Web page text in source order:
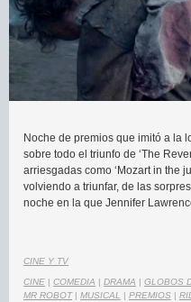
Noche de premios que imitó a la
sobre todo el triunfo de ‘The
arriesgadas como ‘Mozart in the
volviendo a triunfar, de las
noche en la que Jennifer
CINE Y TV
CINE | COMEDIA | DRAMA | GLOBOS
MR ROBOT| MUSICAL | PREMIOS |